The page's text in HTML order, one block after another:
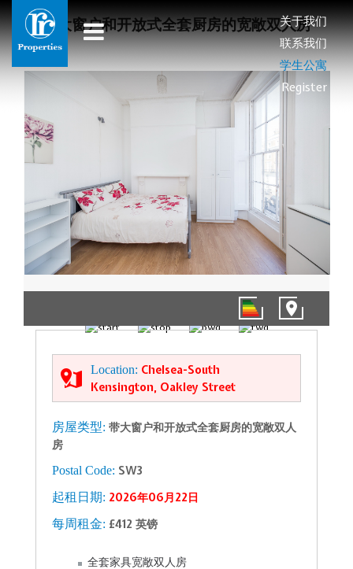
关于我们
联系我们
学生公寓
Register
带大窗户和开放式全套厨房的宽敞双人房
01/15
Location: Chelsea-South
Kensington, Oakley Street
房屋类型: 带大窗户和开放式全套厨房的宽敞双人
房
Postal Code: SW3
起租日期: 2026年06月22日
每周租金: £412 英镑
全套家具宽敞双人房